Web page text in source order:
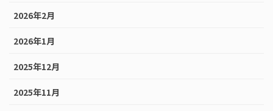
2026年2月
2026年1月
2025年12月
2025年11月